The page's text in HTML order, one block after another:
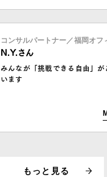
コンサルパートナー／福岡オフ
N.Y.さん
みんなが「挑戦できる自由」
います
もっと見る